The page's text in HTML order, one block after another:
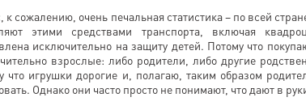
к сожалению, очень печальная статистика – по всей
этими средствами транспорта, включая
исключительно на защиту детей. Потому что
взрослые: либо родители, либо другие
что игрушки дорогие и, полагаю, таким образом
Однако они часто просто не понимают, что дают в